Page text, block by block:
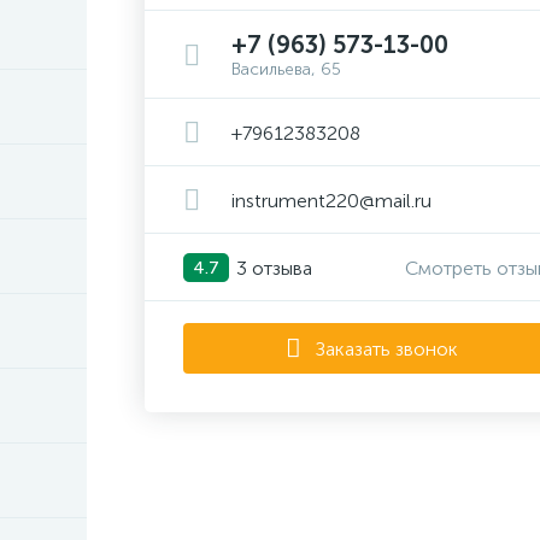
+7 (963) 573-13-00
Васильева, 65
+79612383208
instrument220@mail.ru
4.7 3 отзыва Смотреть
Заказать звонок